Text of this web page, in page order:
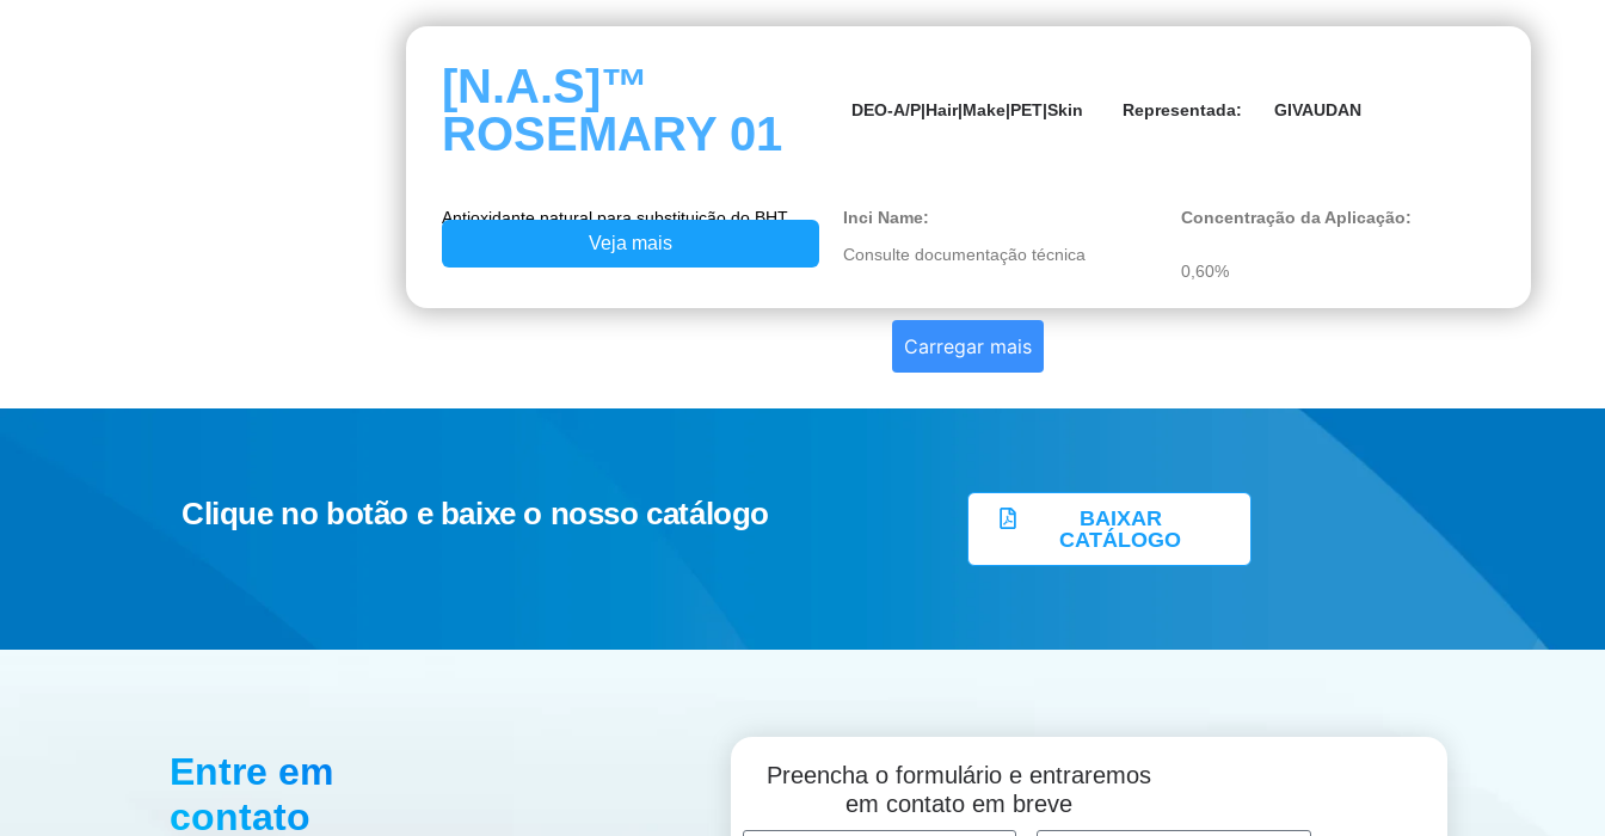
[N.A.S]™
ROSEMARY 01
DEO-A/P|Hair|Make|PET|Skin Representada: GIVAUDAN
Antioxidante natural para substituição do BHT.
Veja mais
Inci Name:
Consulte documentação técnica
Concentração da Aplicação:
0,60%
Carregar mais
Clique no botão e baixe o nosso catálogo
BAIXAR
CATÁLOGO
Entre em
contato
Preencha o formulário e entraremos
em contato em breve